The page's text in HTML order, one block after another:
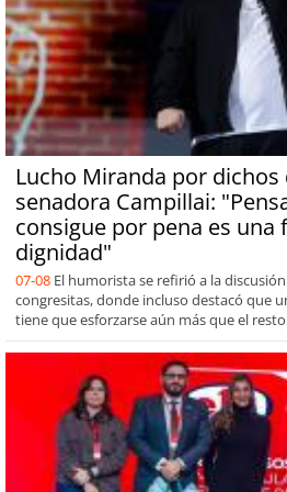
Lucho Miranda por dichos
senadora Campillai:
consigue por pena es
dignidad"
07-08 El humorista se refirió a la
congresitas, donde incluso destacó que
tiene que esforzarse aún más que el